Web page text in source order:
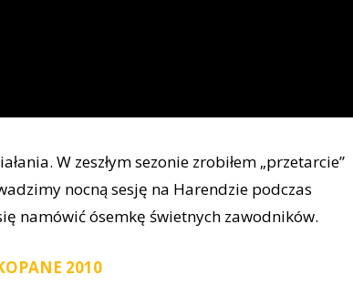
W zeszłym sezonie zrobiłem „przetarcie”
nocną sesję na Harendzie podczas
namówić ósemkę świetnych zawodników.
2010